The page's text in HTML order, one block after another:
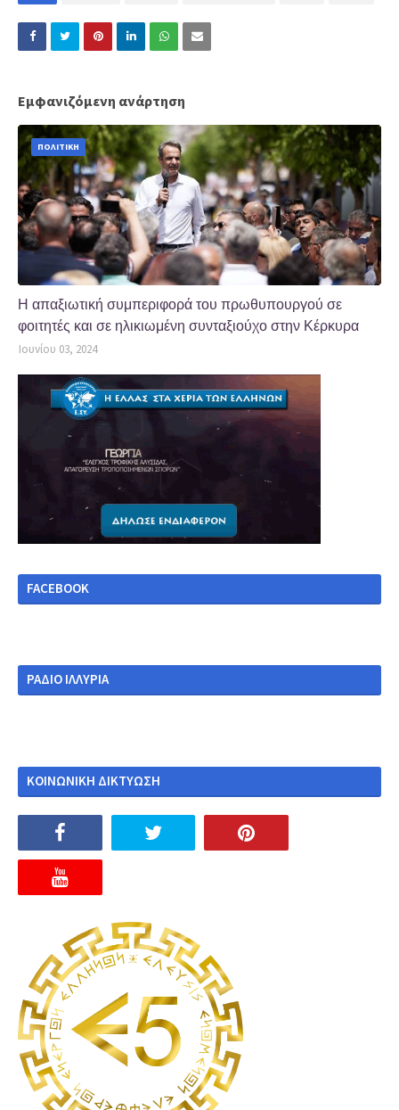
Εμφανιζόμενη ανάρτηση
ΠΟΛΙΤΙΚΗ
Η απαξιωτική συμπεριφορά του πρωθυπουργού σε
φοιτητές και σε ηλικιωμένη συνταξιούχο στην Κέρκυρα
Ιουνίου 03, 2024
FACEBOOK
ΡΑΔΙΟ ΙΛΛΥΡΙΑ
ΚΟΙΝΩΝΙΚΗ ΔΙΚΤΥΩΣΗ